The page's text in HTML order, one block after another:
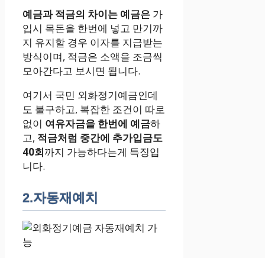
예금과 적금의 차이는 예금은 가
입시 목돈을 한번에 넣고 만기까
지 유지할 경우 이자를 지급받는
방식이며, 적금은 소액을 조금씩
모아간다고 보시면 됩니다.
여기서 국민 외화정기예금인데
도 불구하고, 복잡한 조건이 따로
없이 여유자금을 한번에 예금하
고, 적금처럼 중간에 추가입금도
40회까지 가능하다는게 특징입
니다.
2.자동재예치